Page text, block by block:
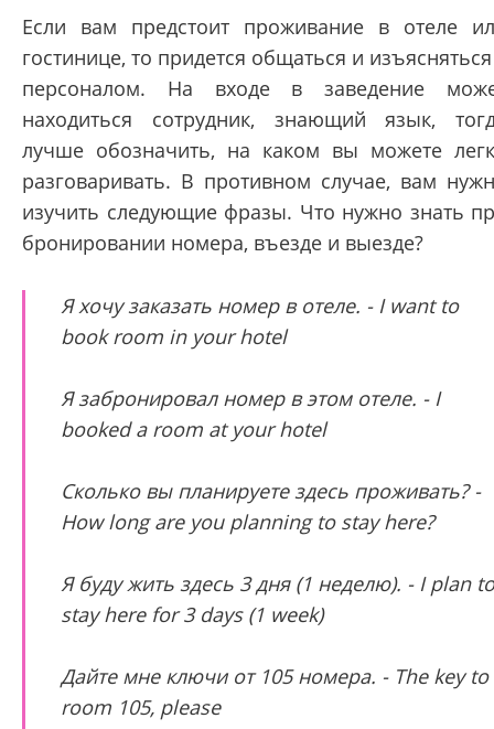
Если вам предстоит проживание в отеле
гостинице, то придется общаться и
персоналом. На входе в заведение
находиться сотрудник, знающий язык,
лучше обозначить, на каком вы можете
разговаривать. В противном случае, вам
изучить следующие фразы. Что нужно знать
бронировании номера, въезде и выезде?
Я хочу заказать номер в отеле. - I want to
book room in your hotel
Я забронировал номер в этом отеле. - I
booked a room at your hotel
Сколько вы планируете здесь проживать? -
How long are you planning to stay here?
Я буду жить здесь 3 дня (1 неделю). - I plan to
stay here for 3 days (1 week)
Дайте мне ключи от 105 номера. - The key to
room 105, please